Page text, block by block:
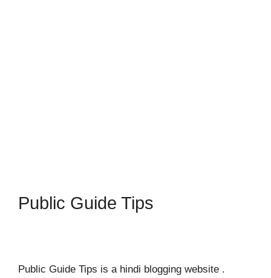
Public Guide Tips
Public Guide Tips is a hindi blogging website .